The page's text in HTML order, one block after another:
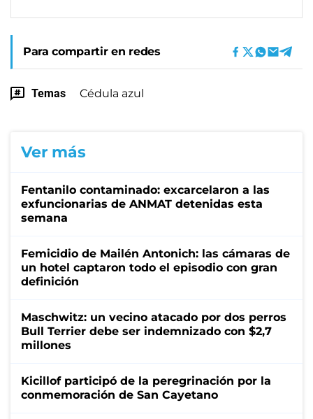
Para compartir en redes
Temas Cédula azul
Ver más
Fentanilo contaminado: excarcelaron a las
exfuncionarias de ANMAT detenidas esta
semana
Femicidio de Mailén Antonich: las cámaras de
un hotel captaron todo el episodio con gran
definición
Maschwitz: un vecino atacado por dos perros
Bull Terrier debe ser indemnizado con $2,7
millones
Kicillof participó de la peregrinación por la
conmemoración de San Cayetano